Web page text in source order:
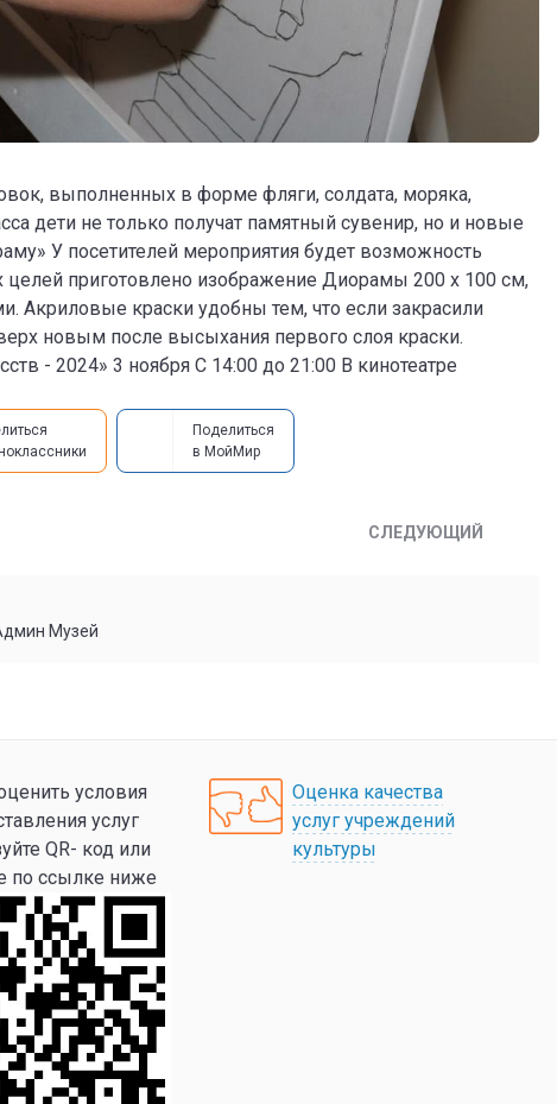
выполненных в форме фляги, солдата, моряка,
дети не только получат памятный сувенир, но и новые
У посетителей мероприятия будет возможность
целей приготовлено изображение Диорамы 200 х 100 см,
Акриловые краски удобны тем, что если закрасили
новым после высыхания первого слоя краски.
- 2024» 3 ноября С 14:00 до 21:00 В кинотеатре
Поделиться
в МойМир
СЛЕДУЮЩИЙ
Музей
условия
услуг
QR- код или
по ссылке ниже
Оценка качества
услуг учреждений
культуры